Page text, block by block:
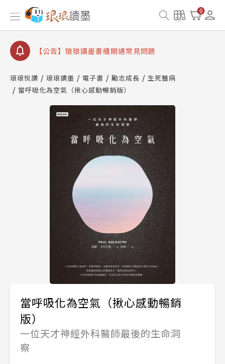
0
【公告】因 Readmoo 讀墨系統維護中，本站同步暫
停部分閱讀服務
【公告】琅琅讀墨數位閱讀資產合併與書櫃開通申請
【公告】琅琅讀墨書櫃開通常見問題
請圖文教學
【公告】琅琅書店服務升級重要說明及資產合併結果
查詢
【公告】因 Readmoo 讀墨系統維護中，本站同步暫
停部分閱讀服務
琅琅悅讀 琅琅讀墨 電子書 勵志成長
生死醫病
當呼吸化為空氣（揪心感動暢銷版）
當呼吸化為空氣（揪心感動暢銷
版）
一位天才神經外科醫師最後的生命洞
察